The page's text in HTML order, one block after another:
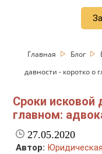
Главная Блог
давности - коротко о
Сроки исковой
главном:
27.05.2020
Автор: